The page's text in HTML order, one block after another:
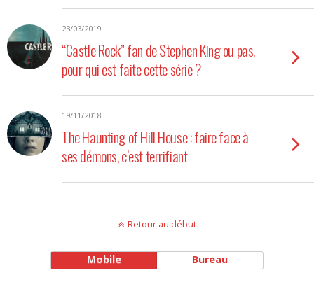
23/03/2019
“Castle Rock” fan de Stephen King ou pas,
pour qui est faite cette série ?
19/11/2018
The Haunting of Hill House : faire face à
ses démons, c’est terrifiant
Retour au début
Mobile Bureau